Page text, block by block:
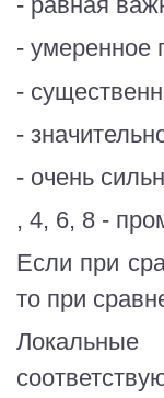
- умеренное
-
-
- очень
, 4, 6, 8 -
Если при
то при